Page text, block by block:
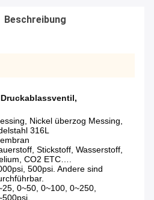
Beschreibung
,
Nickel überzog Messing,
316L
Stickstoff, Wasserstoff,
CO2 ETC….
500psi. Andere sind
0~50, 0~100, 0~250,